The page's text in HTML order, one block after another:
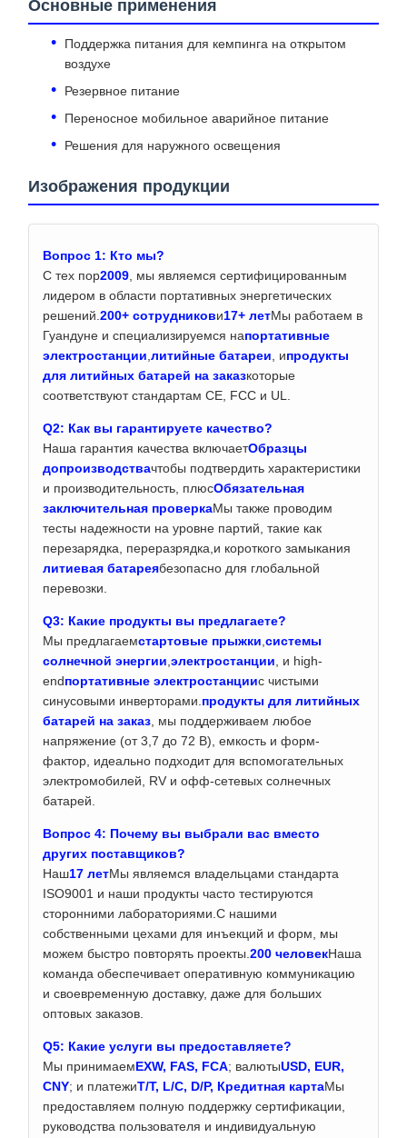
Основные применения
Поддержка питания для кемпинга на открытом
воздухе
Резервное питание
Переносное мобильное аварийное питание
Решения для наружного освещения
Изображения продукции
Вопрос 1: Кто мы?
С тех пор2009 , мы являемся сертифицированным
лидером в области портативных энергетических
решений. 200+ сотрудникови17+ летМы работаем в
Гуандуне и специализируемся напортативные
электростанции литийные батареи , ипродукты
для литийных батарей на заказкоторые
соответствуют стандартам CE, FCC и UL.
Q2: Как вы гарантируете качество?
Наша гарантия качества включаетОбразцы
допроизводствачтобы подтвердить характеристики
и производительность, плюсОбязательная
заключительная проверкаМы также проводим
тесты надежности на уровне партий, такие как
перезарядка, переразрядка,и короткого замыкания
литиевая батареябезопасно для глобальной
перевозки.
Q3: Какие продукты вы предлагаете?
Мы предлагаемстартовые прыжки системы
солнечной энергии электростанции , и high-
endпортативные электростанциис чистыми
синусовыми инверторами. продукты для литийных
батарей на заказ , мы поддерживаем любое
напряжение (от 3,7 до 72 В), емкость и форм-
фактор, идеально подходит для вспомогательных
электромобилей, RV и офф-сетевых солнечных
батарей.
Вопрос 4: Почему вы выбрали вас вместо
других поставщиков?
Наш17 летМы являемся владельцами стандарта
ISO9001 и наши продукты часто тестируются
сторонними лабораториями.С нашими
собственными цехами для инъекций и форм, мы
можем быстро повторять проекты. 200 человекНаша
команда обеспечивает оперативную коммуникацию
и своевременную доставку, даже для больших
оптовых заказов.
Q5: Какие услуги вы предоставляете?
Мы принимаемEXW, FAS, FCA; валютыUSD, EUR,
CNY; и платежиT/T, L/C, D/P, Кредитная картаМы
предоставляем полную поддержку сертификации,
руководства пользователя и индивидуальную